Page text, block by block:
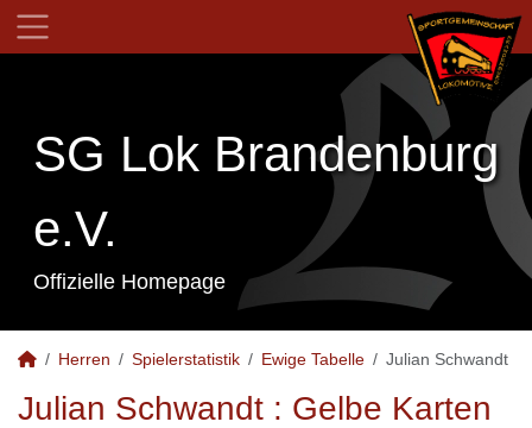
SG Lok Brandenburg
e.V.
Offizielle Homepage
Herren Spielerstatistik Ewige Tabelle Julian Schwandt
Julian Schwandt : Gelbe Karten